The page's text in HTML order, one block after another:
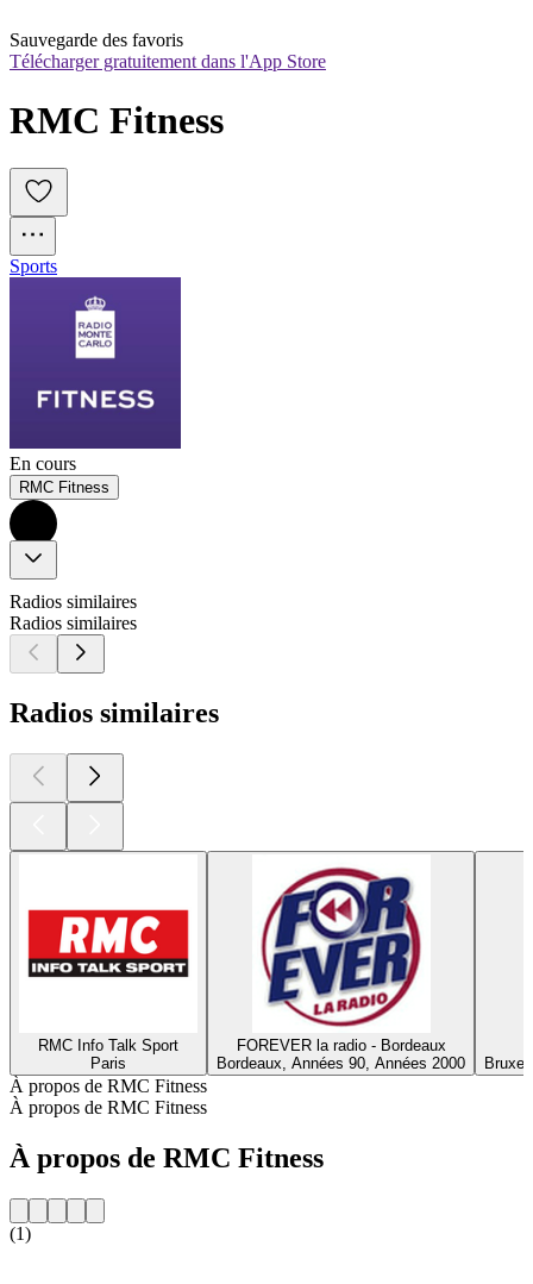
Sauvegarde des favoris
Télécharger gratuitement dans l'App Store
RMC Fitness
Sports
En cours
RMC Fitness
Radios similaires
Radios similaires
Radios similaires
RMC Info Talk Sport
Paris
FOREVER la radio - Bordeaux
Bordeaux, Années 90, Années 2000
À propos de RMC Fitness
À propos de RMC Fitness
À propos de RMC Fitness
(1)